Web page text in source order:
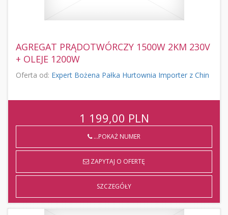
AGREGAT PRĄDOTWÓRCZY 1500W 2KM 230V
+ OLEJE 1200W
Oferta od: Expert Bożena Pałka Hurtownia Importer z Chin
1 199,00 PLN
...POKAŻ NUMER
ZAPYTAJ O OFERTĘ
SZCZEGÓŁY